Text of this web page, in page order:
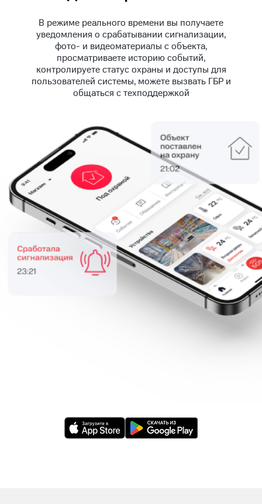
В режиме реального времени вы получаете
уведомления о срабатывании сигнализации,
фото- и видеоматериалы с объекта,
просматриваете историю событий,
контролируете статус охраны и доступы для
пользователей системы, можете вызвать ГБР и
общаться с техподдержкой